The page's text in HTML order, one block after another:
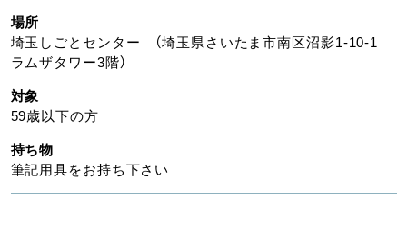
場所
埼玉しごとセンター （埼玉県さいたま市南区沼影1-10-1
ラムザタワー3階）
対象
59歳以下の方
持ち物
筆記用具をお持ち下さい